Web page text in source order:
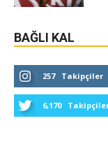
BAĞLI KAL
257 Takipçiler
6,170